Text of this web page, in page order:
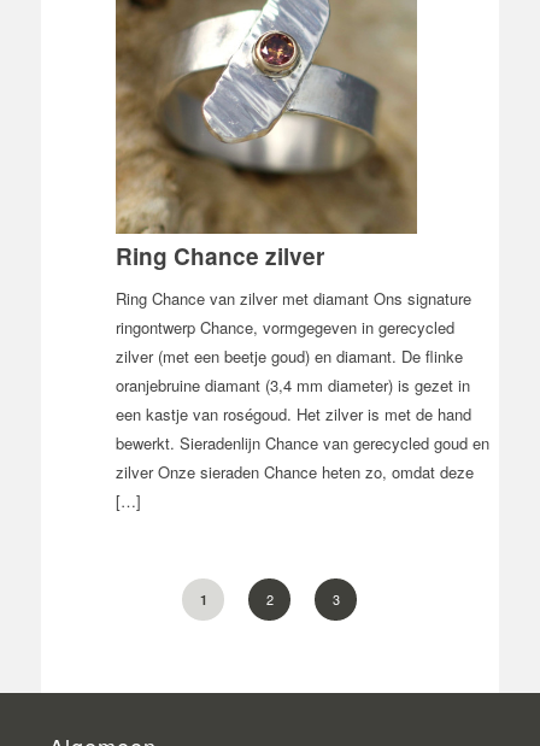
Ring Chance zilver
Ring Chance van zilver met diamant Ons signature
ringontwerp Chance, vormgegeven in gerecycled
zilver (met een beetje goud) en diamant. De flinke
oranjebruine diamant (3,4 mm diameter) is gezet in
een kastje van roségoud. Het zilver is met de hand
bewerkt. Sieradenlijn Chance van gerecycled goud en
zilver Onze sieraden Chance heten zo, omdat deze
[…]
1 2 3